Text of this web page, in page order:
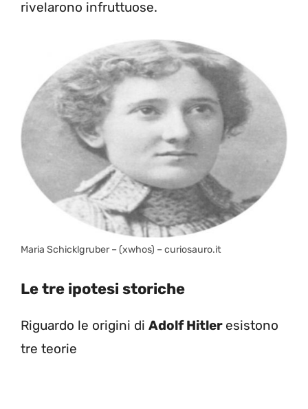
rivelarono infruttuose.
Maria Schicklgruber – (xwhos) – curiosauro.it
Le tre ipotesi storiche
Riguardo le origini di Adolf Hitler esistono
tre teorie